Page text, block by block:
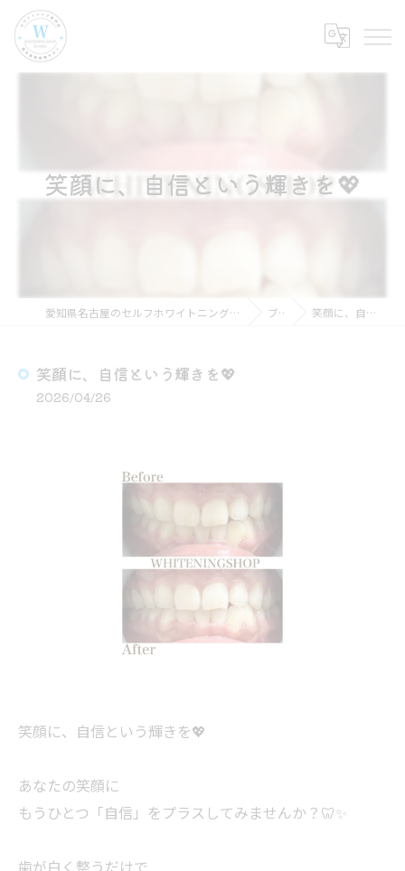
笑顔に、自信という輝きを💖
愛知県名古屋のセルフホワイトニングならホワイトニングショップ名古屋店 ブログ 笑顔に、自信という輝きを💖
笑顔に、自信という輝きを💖
2026/04/26
笑顔に、自信という輝きを💖
あなたの笑顔に
もうひとつ「自信」をプラスしてみませんか？🦷✨
歯が白く整うだけで